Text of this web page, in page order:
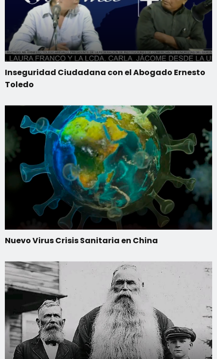
Inseguridad Ciudadana con el Abogado Ernesto
Toledo
Nuevo Virus Crisis Sanitaria en China